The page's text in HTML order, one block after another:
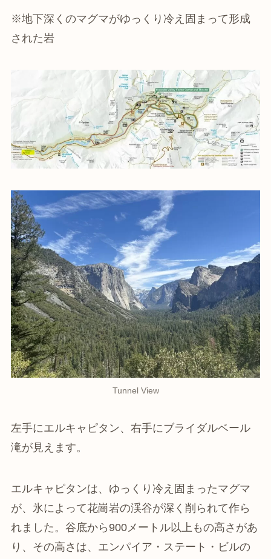
※地下深くのマグマがゆっくり冷え固まって形成
された岩
Tunnel View
左手にエルキャピタン、右手にブライダルベール
滝が見えます。
エルキャピタンは、ゆっくり冷え固まったマグマ
が、氷によって花崗岩の渓谷が深く削られて作ら
れました。谷底から900メートル以上もの高さがあ
り、その高さは、エンパイア・ステート・ビルの